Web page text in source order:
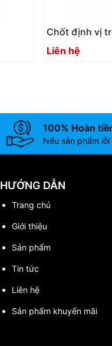
Chốt định vị
Liên hệ
100% Hoàn
Nếu sản phẩm lỗi
HƯỚNG DẪN
Trang chủ
Giới thiệu
Sản phẩm
Tin tức
Liên hệ
Sản phẩm khuyến mãi